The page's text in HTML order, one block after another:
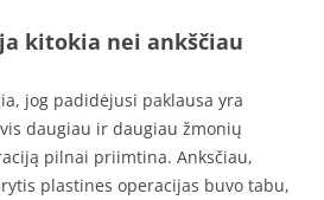
kitokia nei ankščiau
jog padidėjusi paklausa yra
daugiau ir daugiau žmonių
pilnai priimtina. Anksčiau,
plastines operacijas buvo tabu,